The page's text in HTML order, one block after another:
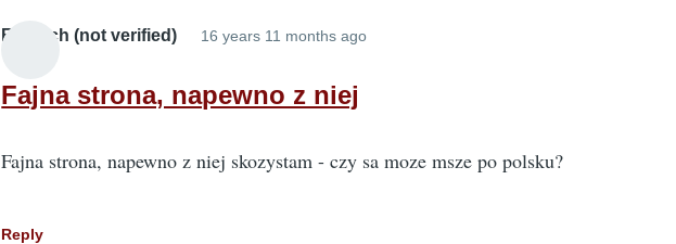
Fenrych (not verified) 16 years 11 months ago
Fajna strona, napewno z niej
Fajna strona, napewno z niej skozystam - czy sa moze msze po polsku?
Reply